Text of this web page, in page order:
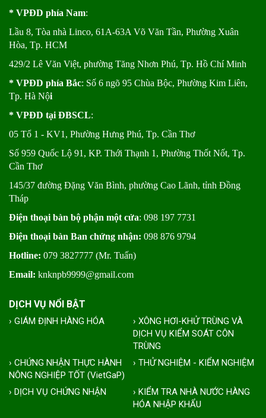
* VPĐD phía Nam:
Lầu 8, Tòa nhà Linco, 61A-63A Võ Văn Tần, Phường Xuân
Hòa, Tp. HCM
429/2 Lê Văn Việt, phường Tăng Nhơn Phú, Tp. Hồ Chí Minh
* VPĐD phía Bắc: Số 6 ngõ 95 Chùa Bộc, Phường Kim Liên,
Tp. Hà Nội
* VPĐD tại ĐBSCL:
05 Tổ 1 - KV1, Phường Hưng Phú, Tp. Cần Thơ
Số 959 Quốc Lộ 91, KP. Thới Thạnh 1, Phường Thốt Nốt, Tp.
Cần Thơ
145/37 đường Đặng Văn Bình, phường Cao Lãnh, tỉnh Đồng
Tháp
Điện thoại bàn bộ phận một cửa: 098 197 7731
Điện thoại bàn Ban chứng nhận: 098 876 9794
Hotline: 079 3827777 (Mr. Tuấn)
Email: knknpb9999@gmail.com
DỊCH VỤ NỔI BẬT
› DỊCH VỤ CHỨNG NHẬN
› KIỂM TRA NHÀ NƯỚC HÀNG
HÓA NHẬP KHẨU
› CHỨNG NHẬN THỰC HÀNH
NÔNG NGHIỆP TỐT (VietGaP)
› THỬ NGHIỆM - KIỂM NGHIỆM
› GIÁM ĐỊNH HÀNG HÓA
› XÔNG HƠI-KHỬ TRÙNG VÀ
DỊCH VỤ KIỂM SOÁT CÔN
TRÙNG